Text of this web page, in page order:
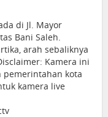
di Jl. Mayor
Bani Saleh.
arah sebaliknya
Kamera ini
kota
kamera live